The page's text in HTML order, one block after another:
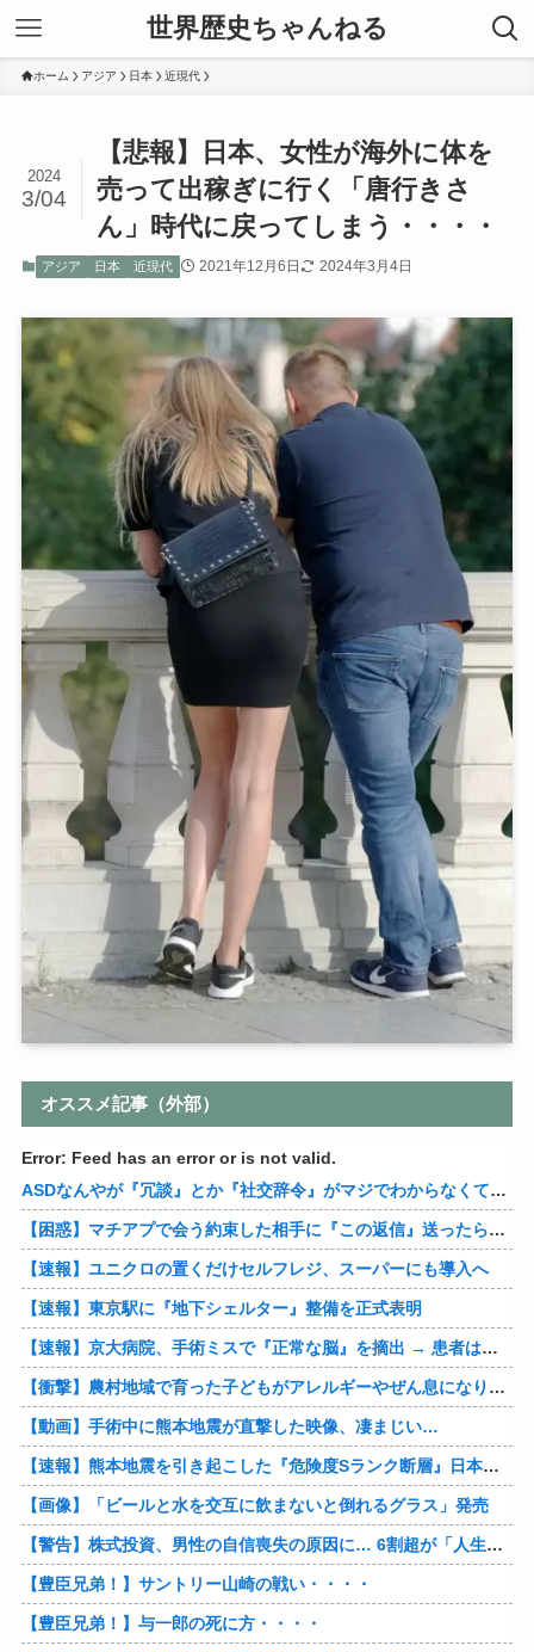
世界歴史ちゃんねる
ホーム アジア 日本 近現代
【悲報】日本、女性が海外に体を
売って出稼ぎに行く「唐行きさ
ん」時代に戻ってしまう・・・・
2024
3/04
アジア 日本 近現代 2021年12月6日 2024年3月4日
オススメ記事（外部）
Error: Feed has an error or is not valid.
ASDなんやが『冗談』とか『社交辞令』がマジでわからなくて怖い
【困惑】マチアプで会う約束した相手に『この返信』送ったらブロックされたんやが…
【速報】ユニクロの置くだけセルフレジ、スーパーにも導入へ
【速報】東京駅に『地下シェルター』整備を正式表明
【速報】京大病院、手術ミスで『正常な脳』を摘出 → 患者は自発呼吸不可能な植物状態に
【衝撃】農村地域で育った子どもがアレルギーやぜん息になりにくい『農場効果』を引き起こす細菌が判明
【動画】手術中に熊本地震が直撃した映像、凄まじい…
【速報】熊本地震を引き起こした『危険度Sランク断層』日本のド真ん中に10カ所もあると判明
【画像】「ビールと水を交互に飲まないと倒れるグラス」発売
【警告】株式投資、男性の自信喪失の原因に… 6割超が「人生の敗者」自認
【豊臣兄弟！】サントリー山崎の戦い・・・・
【豊臣兄弟！】与一郎の死に方・・・・